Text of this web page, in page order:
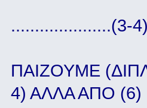
.....................(3-
ΠΑΙΖΟΥΜΕ
4) ΑΛΛΑ ΑΠΟ (6)